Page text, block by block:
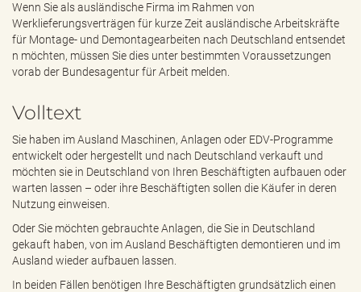
Wenn Sie als ausländische Firma im Rahmen von
Werklieferungsverträgen für kurze Zeit ausländische Arbeitskräfte
für Montage- und Demontagearbeiten nach Deutschland entsendet
n möchten, müssen Sie dies unter bestimmten Voraussetzungen
vorab der Bundesagentur für Arbeit melden.
Volltext
Sie haben im Ausland Maschinen, Anlagen oder EDV-Programme
entwickelt oder hergestellt und nach Deutschland verkauft und
möchten sie in Deutschland von Ihren Beschäftigten aufbauen oder
warten lassen – oder ihre Beschäftigten sollen die Käufer in deren
Nutzung einweisen.
Oder Sie möchten gebrauchte Anlagen, die Sie in Deutschland
gekauft haben, von im Ausland Beschäftigten demontieren und im
Ausland wieder aufbauen lassen.
In beiden Fällen benötigen Ihre Beschäftigten grundsätzlich einen